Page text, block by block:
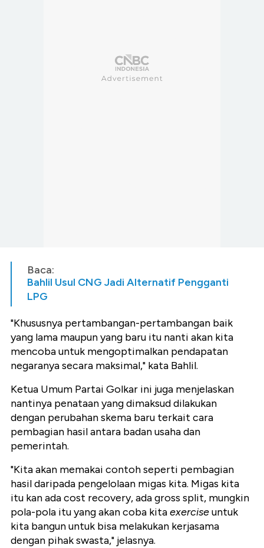
Baca:
Bahlil Usul CNG Jadi Alternatif Pengganti
LPG
"Khususnya pertambangan-pertambangan baik
yang lama maupun yang baru itu nanti akan kita
mencoba untuk mengoptimalkan pendapatan
negaranya secara maksimal," kata Bahlil.
Ketua Umum Partai Golkar ini juga menjelaskan
nantinya penataan yang dimaksud dilakukan
dengan perubahan skema baru terkait cara
pembagian hasil antara badan usaha dan
pemerintah.
"Kita akan memakai contoh seperti pembagian
hasil daripada pengelolaan migas kita. Migas kita
itu kan ada cost recovery, ada gross split, mungkin
pola-pola itu yang akan coba kitaexerciseuntuk
kita bangun untuk bisa melakukan kerjasama
dengan pihak swasta," jelasnya.